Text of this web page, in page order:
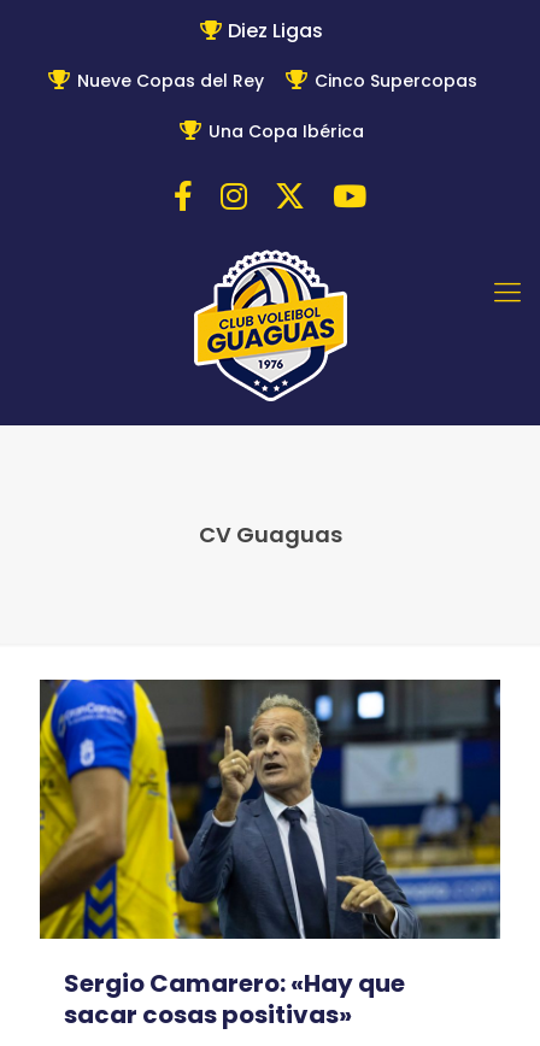
Diez Ligas
Nueve Copas del Rey Cinco Supercopas
Una Copa Ibérica
CV Guaguas
Sergio Camarero: «Hay que
sacar cosas positivas»